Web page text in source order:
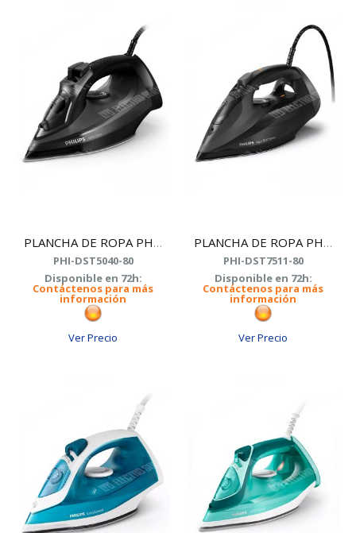
PLANCHA DE ROPA PHILIPS DST5040/80 2600W
PHI-DST5040-80
Disponible en 72h:
Contáctenos para más
información
Ver Precio
PLANCHA DE ROPA PHILIPS DST7511/80
PHI-DST7511-80
Disponible en 72h:
Contáctenos para más
información
Ver Precio